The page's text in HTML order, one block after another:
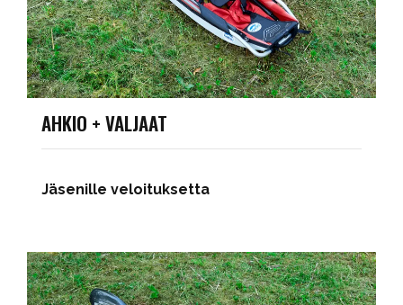
AHKIO + VALJAAT
Jäsenille veloituksetta